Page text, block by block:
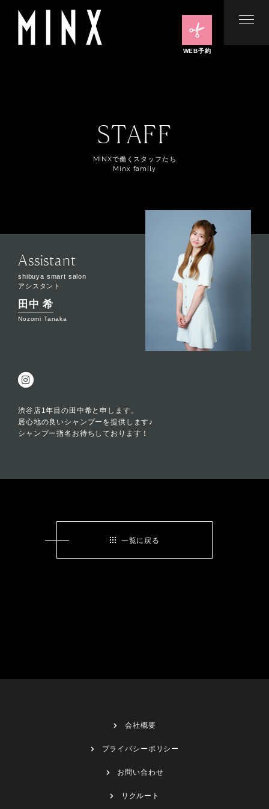
WEB予約
STAFF
MINXで働くスタッフたち
Minx family
Assistant
shibuya smart salon
アシスタント
田中 希
Nozomi Tanaka
渋谷店1年目の田中希と申します。
居心地の良いシャンプーを提供します♪
シャンプー指名お待ちしております！
一覧に戻る
会社概要
プライバシーポリシー
お問い合わせ
リクルート